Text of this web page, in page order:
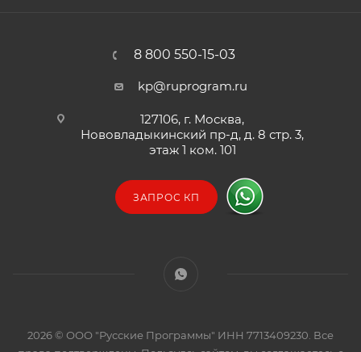
8 800 550-15-03
kp@ruprogram.ru
127106, г. Москва,
Нововладыкинский пр-д, д. 8 стр. 3,
этаж 1 ком. 101
ЗАПРОС КП
2026 © ООО "Русские Программы" ИНН 7713409230. Все